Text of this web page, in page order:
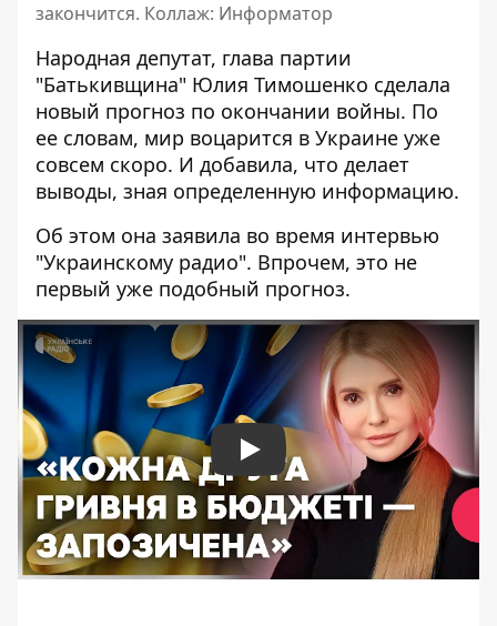
закончится. Коллаж: Информатор
Народная депутат, глава партии
"Батькивщина" Юлия Тимошенко сделала
новый прогноз по окончании войны. По
ее словам, мир воцарится в Украине уже
совсем скоро. И добавила, что делает
выводы, зная определенную информацию.
Об этом она заявила во время интервью
"Украинскому радио". Впрочем, это не
первый уже подобный прогноз.
Play